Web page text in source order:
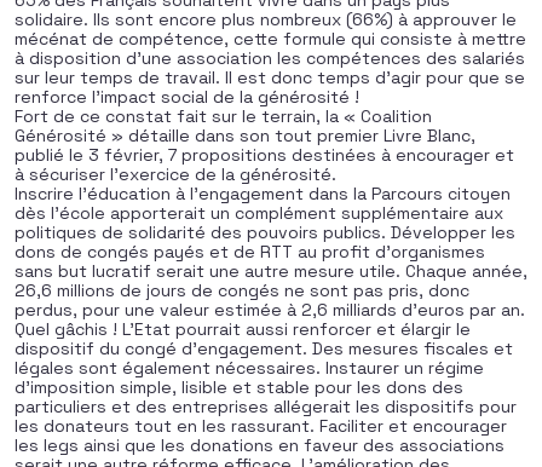
solidaire. Ils sont encore plus nombreux (66%) à approuver le
mécénat de compétence, cette formule qui consiste à mettre
à disposition d’une association les compétences des salariés
sur leur temps de travail. Il est donc temps d’agir pour que se
renforce l’impact social de la générosité !
Fort de ce constat fait sur le terrain, la « Coalition
Générosité » détaille dans son tout premier Livre Blanc,
publié le 3 février, 7 propositions destinées à encourager et
à sécuriser l’exercice de la générosité.
Inscrire l’éducation à l’engagement dans la Parcours citoyen
dès l’école apporterait un complément supplémentaire aux
politiques de solidarité des pouvoirs publics. Développer les
dons de congés payés et de RTT au profit d’organismes
sans but lucratif serait une autre mesure utile. Chaque année,
26,6 millions de jours de congés ne sont pas pris, donc
perdus, pour une valeur estimée à 2,6 milliards d’euros par an.
Quel gâchis ! L’Etat pourrait aussi renforcer et élargir le
dispositif du congé d’engagement. Des mesures fiscales et
légales sont également nécessaires. Instaurer un régime
d’imposition simple, lisible et stable pour les dons des
particuliers et des entreprises allégerait les dispositifs pour
les donateurs tout en les rassurant. Faciliter et encourager
les legs ainsi que les donations en faveur des associations